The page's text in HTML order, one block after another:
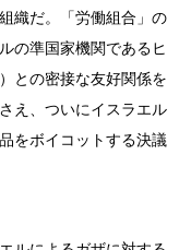
織だ。「労働組合」の
の準国家機関であるヒ
との密接な友好関係を
え、ついにイスラエル
をボイコットする決議